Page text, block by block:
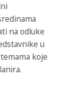
na odluke
u
koje